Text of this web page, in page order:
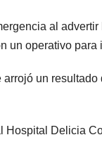
al
un operativo para
un resultado
Hospital Delicia